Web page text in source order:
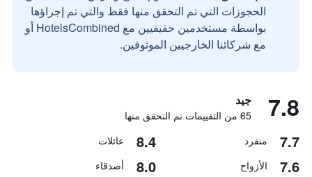
الحجوزات التي تم التحقق منها فقط والتي تم إجراؤها
بواسطة مستخدمين حقيقيين مع HotelsCombined أو
مع شركائنا الخارجيين الموثوقين.
7.8 جيد
65 من التقييمات تم التحقق منها
7.7 منفرد 8.4 عائلات
7.6 الأزواج 8.0 أصدقاء